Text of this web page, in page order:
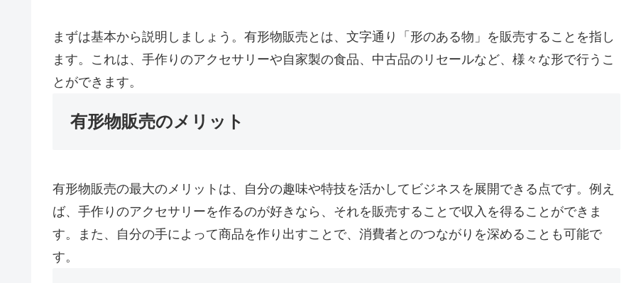
まずは基本から説明しましょう。有形物販売とは、文字通り「形のある物」を販売することを指し
ます。これは、手作りのアクセサリーや自家製の食品、中古品のリセールなど、様々な形で行うこ
とができます。
有形物販売のメリット
有形物販売の最大のメリットは、自分の趣味や特技を活かしてビジネスを展開できる点です。例え
ば、手作りのアクセサリーを作るのが好きなら、それを販売することで収入を得ることができま
す。また、自分の手によって商品を作り出すことで、消費者とのつながりを深めることも可能で
す。